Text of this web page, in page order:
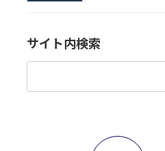
サイト内検索